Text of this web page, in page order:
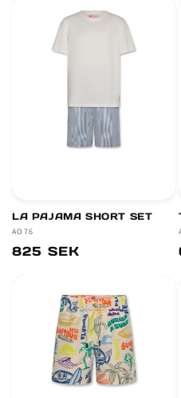
LA PAJAMA SHORT SET
Säljare:
AO76
Ordinarie
825 SEK